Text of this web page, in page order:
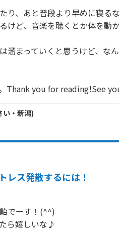
り、あと普段より早めに寝る
けど、音楽を聴くとか体を動
溜まっていくと思うけど、な
Thank you for reading!See
い・ 新潟)
レス発散するには！
でーす！(^^)
ら嬉しいな♪